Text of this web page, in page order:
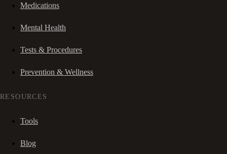
Medications
Mental Health
Tests & Procedures
Prevention & Wellness
RESOURCES
Tools
Blog